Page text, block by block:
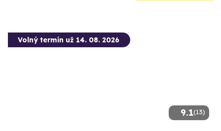
9.1(13)
Volný termín už 14. 08. 2026